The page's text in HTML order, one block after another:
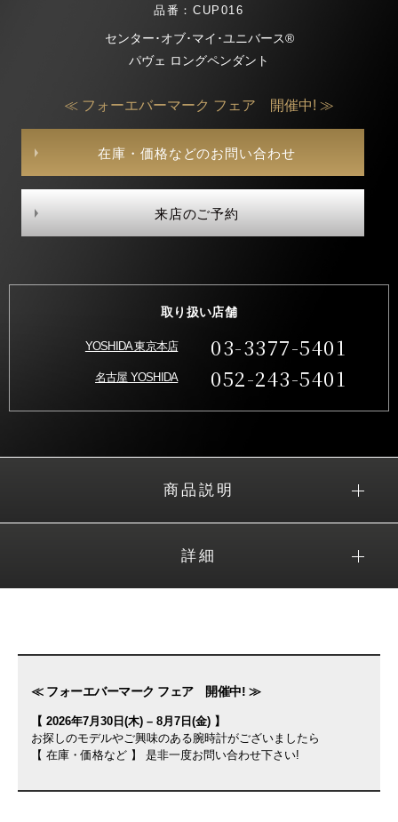
品番：CUP016
センター･オブ･マイ･ユニバース®
パヴェ ロングペンダント
≪ フォーエバーマーク フェア 開催中! ≫
在庫・価格などのお問い合わせ
来店のご予約
取り扱い店舗
YOSHIDA 東京本店 03-3377-5401
名古屋 YOSHIDA 052-243-5401
商品説明
詳細
≪ フォーエバーマーク フェア 開催中! ≫
【 2026年7月30日(木) – 8月7日(金) 】
お探しのモデルやご興味のある腕時計がございましたら
【 在庫・価格など 】 是非一度お問い合わせ下さい!